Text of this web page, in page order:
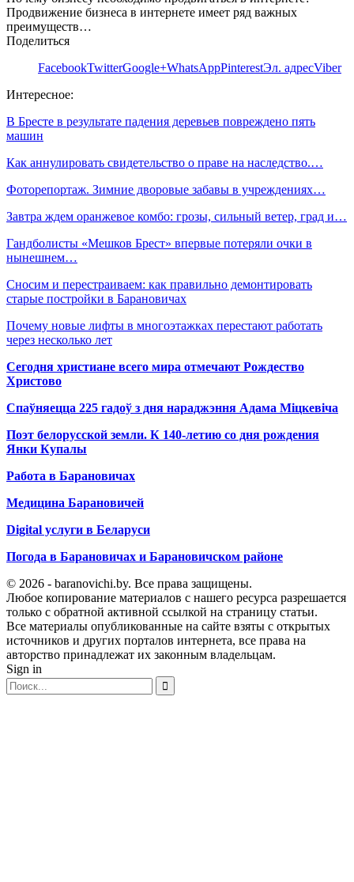
Продвижение бизнеса в интернете имеет ряд важных
преимуществ…
Поделиться
FacebookTwitterGoogle+WhatsAppPinterestЭл. адресViber
Интересное:
В Бресте в результате падения деревьев повреждено пять
машин
Как аннулировать свидетельство о праве на наследство.…
Фоторепортаж. Зимние дворовые забавы в учреждениях…
Завтра ждем оранжевое комбо: грозы, сильный ветер, град и…
Гандболисты «Мешков Брест» впервые потеряли очки в
нынешнем…
Сносим и перестраиваем: как правильно демонтировать
старые постройки в Барановичах
Почему новые лифты в многоэтажках перестают работать
через несколько лет
Сегодня христиане всего мира отмечают Рождество
Христово
Спаўняецца 225 гадоў з дня нараджэння Адама Міцкевіча
Поэт белорусской земли. К 140-летию со дня рождения
Янки Купалы
Работа в Барановичах
Медицина Барановичей
Digital услуги в Беларуси
Погода в Барановичах и Барановичском районе
© 2026 - baranovichi.by. Все права защищены.
Любое копирование материалов с нашего ресурса разрешается
только с обратной активной ссылкой на страницу статьи.
Все материалы опубликованные на сайте взяты с открытых
источников и других порталов интернета, все права на
авторство принадлежат их законным владельцам.
Sign in